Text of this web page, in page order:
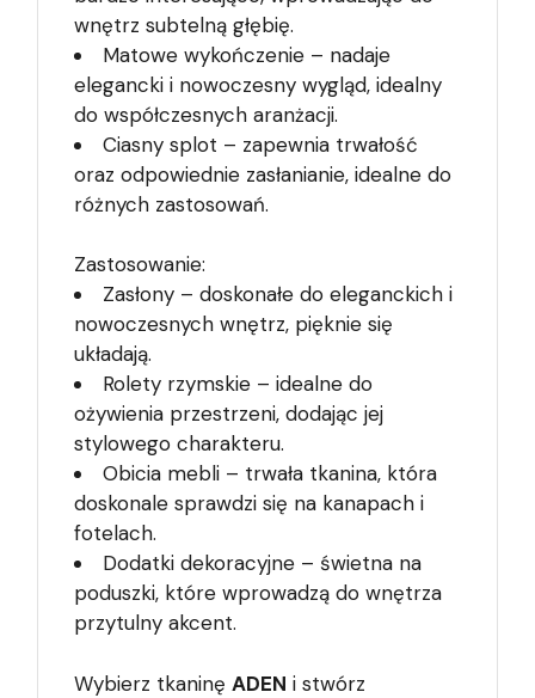
wnętrz subtelną głębię.
Matowe wykończenie – nadaje
elegancki i nowoczesny wygląd, idealny
do współczesnych aranżacji.
Ciasny splot – zapewnia trwałość
oraz odpowiednie zasłanianie, idealne do
różnych zastosowań.
Zastosowanie:
Zasłony – doskonałe do eleganckich i
nowoczesnych wnętrz, pięknie się
układają.
Rolety rzymskie – idealne do
ożywienia przestrzeni, dodając jej
stylowego charakteru.
Obicia mebli – trwała tkanina, która
doskonale sprawdzi się na kanapach i
fotelach.
Dodatki dekoracyjne – świetna na
poduszki, które wprowadzą do wnętrza
przytulny akcent.
Wybierz tkaninę ADEN i stwórz